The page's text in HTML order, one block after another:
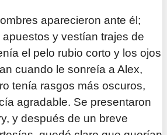
aparecieron ante él;
y vestían trajes de
el pelo rubio corto y los ojos
cuando le sonreía a Alex,
tenía rasgos más oscuros,
agradable. Se presentaron
y después de un breve